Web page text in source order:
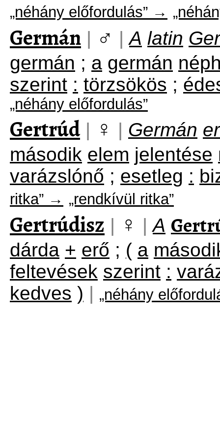
„néhány előfordulás” →
Germán | ♂ | A latin
germán ; a germán
szerint : törzsökös ;
„néhány előfordulás”
Gertrúd | ♀ | Germán
második elem jelentése
varázslónő ; esetleg :
ritka” → „rendkívül ritka”
Gertrúdisz | ♀ | A
dárda + erő ; ( a
feltevések szerint :
kedves ) | „néhány